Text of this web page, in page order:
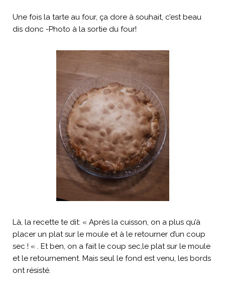
Une fois la tarte au four, ça dore à souhait, c’est beau
dis donc -Photo à la sortie du four!
Là, la recette te dit: « Après la cuisson, on a plus qu’à
placer un plat sur le moule et à le retourner d’un coup
sec ! « . Et ben, on a fait le coup sec,le plat sur le moule
et le retournement. Mais seul le fond est venu, les bords
ont résisté.